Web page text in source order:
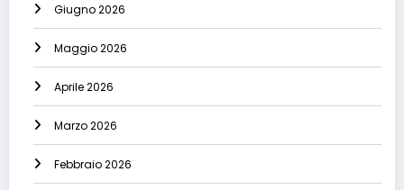
Giugno 2026
Maggio 2026
Aprile 2026
Marzo 2026
Febbraio 2026